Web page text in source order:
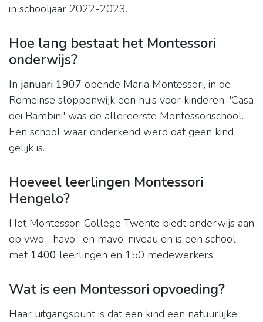
in schooljaar 2022-2023.
Hoe lang bestaat het Montessori
onderwijs?
In januari 1907 opende Maria Montessori, in de
Romeinse sloppenwijk een huis voor kinderen. 'Casa
dei Bambini' was de allereerste Montessorischool.
Een school waar onderkend werd dat geen kind
gelijk is.
Hoeveel leerlingen Montessori
Hengelo?
Het Montessori College Twente biedt onderwijs aan
op vwo-, havo- en mavo-niveau en is een school
met 1400 leerlingen en 150 medewerkers.
Wat is een Montessori opvoeding?
Haar uitgangspunt is dat een kind een natuurlijke,